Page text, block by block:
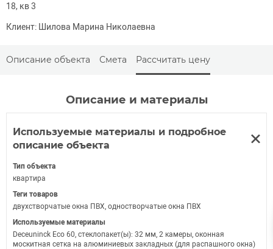
18, кв 3
Клиент: Шилова Марина Николаевна
Описание объекта Смета Рассчитать цену
Описание и материалы
Используемые материалы и подробное
описание объекта
Тип объекта
квартира
Теги товаров
двухстворчатые окна ПВХ, одностворчатые окна ПВХ
Используемые материалы
Deceuninck Eco 60, стеклопакет(ы): 32 мм, 2 камеры, оконная
москитная сетка на алюминиевых закладных (для распашного окна)